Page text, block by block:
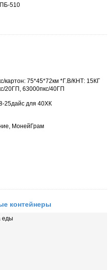
ПБ-510
картон: 75*45*72км *Г.В/КНТ: 15КГ
20ГП, 63000пкс/40ГП
25дайс для 40ХК
МонейГрам
контейнеры
еды